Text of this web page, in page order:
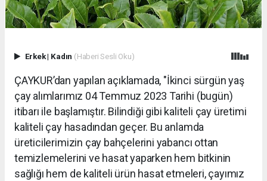
Erkek| Kadın (Haberi Sesli Oku)
ÇAYKUR’dan yapılan açıklamada, "İkinci sürgün yaş
çay alımlarımız 04 Temmuz 2023 Tarihi (bugün)
itibarı ile başlamıştır. Bilindiği gibi kaliteli çay üretimi
kaliteli çay hasadından geçer. Bu anlamda
üreticilerimizin çay bahçelerini yabancı ottan
temizlemelerini ve hasat yaparken hem bitkinin
sağlığı hem de kaliteli ürün hasat etmeleri, çayımız